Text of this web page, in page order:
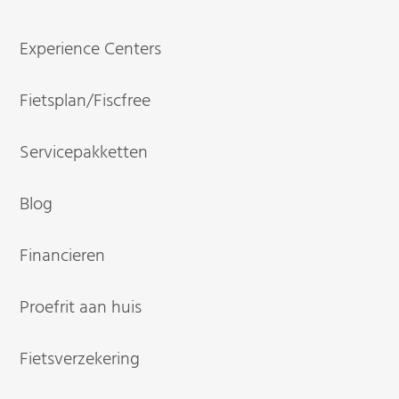
Experience Centers
Fietsplan/Fiscfree
Servicepakketten
Blog
Financieren
Proefrit aan huis
Fietsverzekering